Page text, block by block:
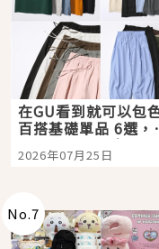
在GU看到就可以包
百搭基礎單品 6選，
眼全收也不心疼
2026年07月25日
No.7